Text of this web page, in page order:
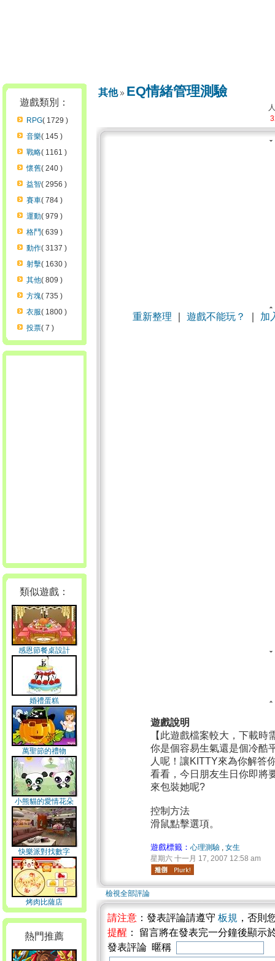
遊戲類別：
RPG( 1729 )
音樂( 145 )
戰略( 1161 )
懷舊( 240 )
益智( 2956 )
賽車( 784 )
運動( 979 )
格鬥( 639 )
動作( 3137 )
射擊( 1630 )
其他( 809 )
方塊( 735 )
衣服( 1800 )
投票( 7 )
類似遊戲：
感恩節餐桌設計
婚禮蛋糕
萬聖節的禮物
小熊貓的愛情花朵
快樂派對找數字
烤肉比薩店
熱門推薦
其他 EQ情緒管理測驗
重新整理 遊戲不能玩？ 加
遊戲說明
【此遊戲檔案較大，下載
你是個容易生氣還是個冷酷
人呢！讓KITTY來為你解答
看看，今日朋友生日你即將
來包裝她呢?
控制方法
滑鼠點擊選項。
遊戲標籤：心理測驗 ,女生
星期六 十一月 17, 2007 12:58 am
檢視全部評論
請注意 ：發表評論請遵守 板規 ，否則
提醒 ： 留言將在發表完一分鐘後顯示
發表評論 暱稱